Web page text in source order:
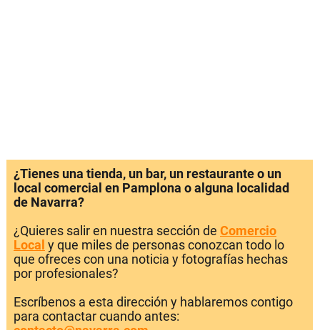
¿Tienes una tienda, un bar, un restaurante o un
local comercial en Pamplona o alguna localidad
de Navarra?
¿Quieres salir en nuestra sección de Comercio
Local y que miles de personas conozcan todo lo
que ofreces con una noticia y fotografías hechas
por profesionales?
Escríbenos a esta dirección y hablaremos contigo
para contactar cuando antes: